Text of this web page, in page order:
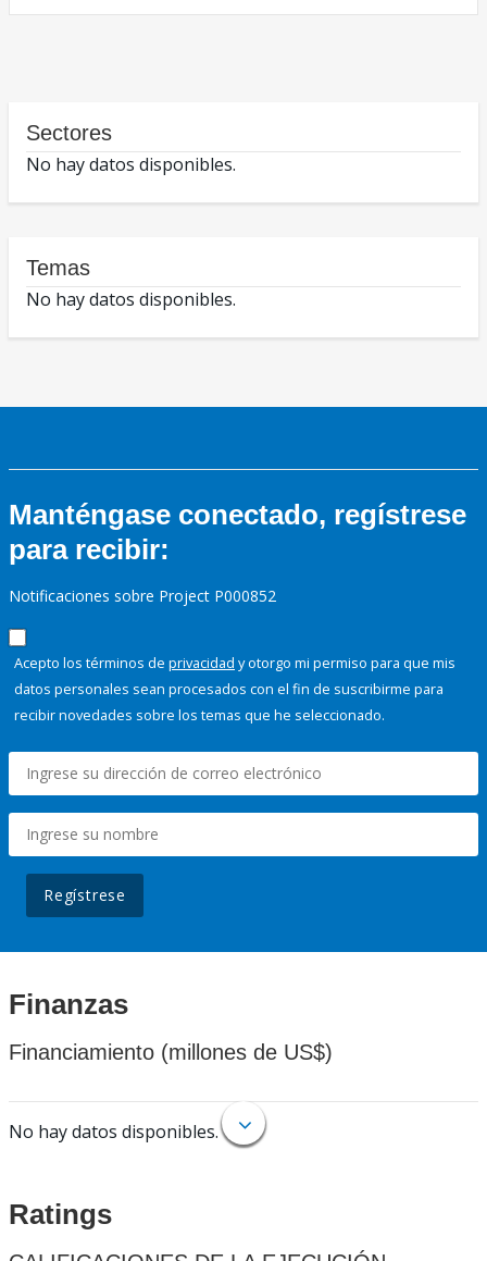
Sectores
No hay datos disponibles.
Temas
No hay datos disponibles.
Manténgase conectado, regístrese
para recibir:
Notificaciones sobre Project P000852
Acepto los términos de privacidad y otorgo mi permiso para que mis
datos personales sean procesados con el fin de suscribirme para
recibir novedades sobre los temas que he seleccionado.
Regístrese
Finanzas
Financiamiento (millones de US$)
No hay datos disponibles.
Ratings